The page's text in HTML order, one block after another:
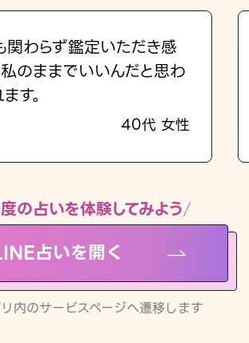
関わらず鑑定いただき感
私のままでいいんだと思わ
す。
40代 女性
の占いを体験してみよう
占いを開く
内のサービスページへ遷移します